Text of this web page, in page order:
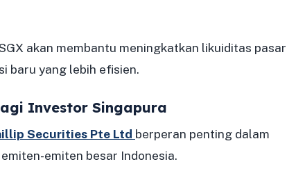
akan membantu meningkatkan likuiditas pasar
baru yang lebih efisien.
Investor Singapura
Securities Pte Ltd berperan penting dalam
emiten besar Indonesia.